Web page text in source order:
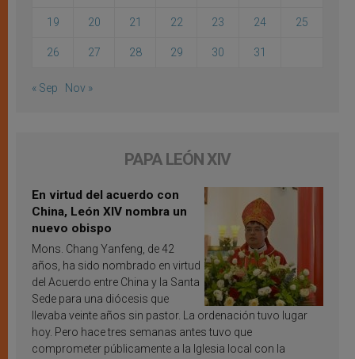
19 20 21 22 23 24 25
26 27 28 29 30 31
« Sep Nov »
PAPA LEÓN XIV
En virtud del acuerdo con
China, León XIV nombra un
nuevo obispo
Mons. Chang Yanfeng, de 42
años, ha sido nombrado en virtud
del Acuerdo entre China y la Santa
Sede para una diócesis que
llevaba veinte años sin pastor. La ordenación tuvo lugar
hoy. Pero hace tres semanas antes tuvo que
comprometer públicamente a la Iglesia local con la